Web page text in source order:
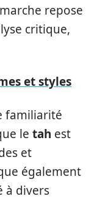
repose
critique,
et styles
familiarité
le tah est
et
également
à divers